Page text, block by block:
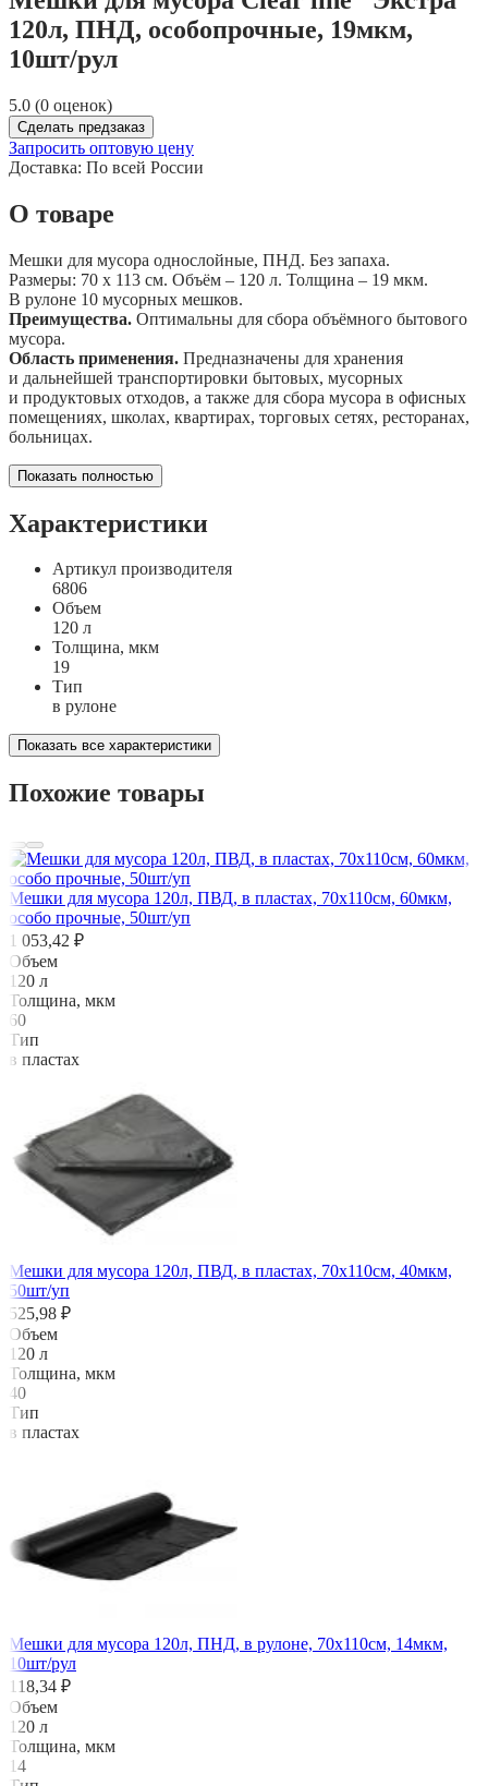
120л, ПНД, особопрочные, 19мкм,
10шт/рул
5.0 (0 оценок)
Сделать предзаказ
Запросить оптовую цену
Доставка: По всей России
О товаре
Мешки для мусора однослойные, ПНД. Без запаха.
Размеры: 70 х 113 см. Объём – 120 л. Толщина – 19 мкм.
В рулоне 10 мусорных мешков.
Преимущества. Оптимальны для сбора объёмного бытового
мусора.
Область применения. Предназначены для хранения
и дальнейшей транспортировки бытовых, мусорных
и продуктовых отходов, а также для сбора мусора в офисных
помещениях, школах, квартирах, торговых сетях, ресторанах,
больницах.
Показать полностью
Характеристики
Артикул производителя
6806
Объем
120 л
Толщина, мкм
19
Тип
в рулоне
Показать все характеристики
Похожие товары
Мешки для мусора 120л, ПВД, в пластах, 70х110см, 60мкм,
особо прочные, 50шт/уп
1 053,42 ₽
Объем
120 л
Толщина, мкм
60
Тип
в пластах
Мешки для мусора 120л, ПВД, в пластах, 70х110см, 40мкм,
50шт/уп
525,98 ₽
Объем
120 л
Толщина, мкм
40
Тип
в пластах
Мешки для мусора 120л, ПНД, в рулоне, 70х110см, 14мкм,
10шт/рул
118,34 ₽
Объем
120 л
Толщина, мкм
14